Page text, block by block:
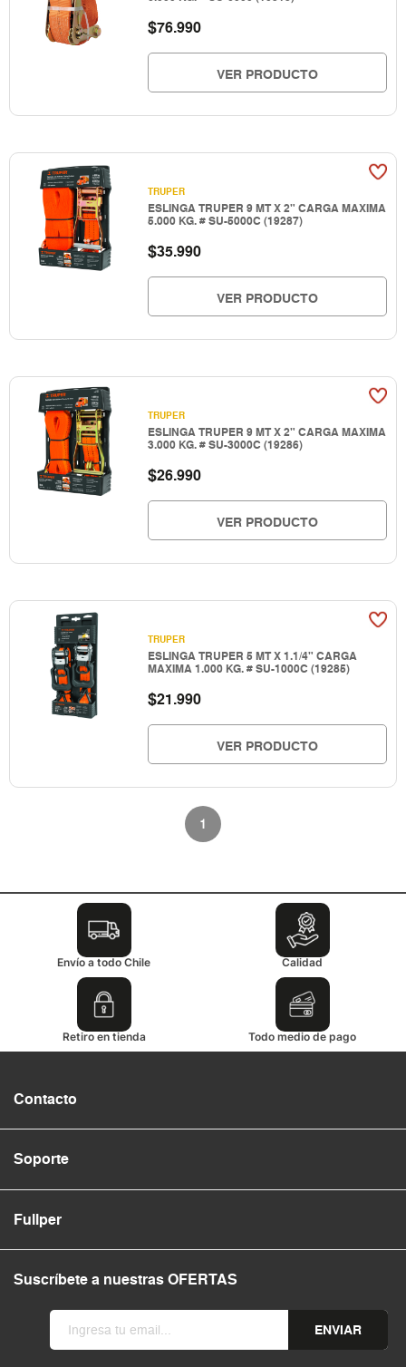
$76.990
VER PRODUCTO
TRUPER
ESLINGA TRUPER 9 MT X 2" CARGA MAXIMA
5.000 KG. # SU-5000C (19287)
$35.990
VER PRODUCTO
TRUPER
ESLINGA TRUPER 9 MT X 2" CARGA MAXIMA
3.000 KG. # SU-3000C (19286)
$26.990
VER PRODUCTO
TRUPER
ESLINGA TRUPER 5 MT X 1.1/4" CARGA
MAXIMA 1.000 KG. # SU-1000C (19285)
$21.990
VER PRODUCTO
1
Envío a todo Chile Calidad
Retiro en tienda Todo medio de pago
Contacto
Soporte
Fullper
Suscríbete a nuestras OFERTAS
ENVIAR